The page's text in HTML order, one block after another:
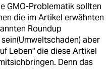
GMO-Problematik sollten
die im Artikel erwähnten
Roundup
aber
Leben" die diese Artikel
Denn das